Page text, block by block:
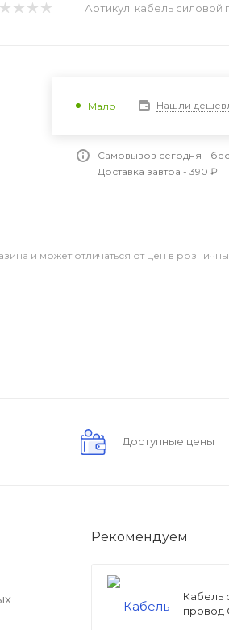
Артикул: кабель силовой
Мало Нашли
Самовывоз сегодня -
Доставка завтра - 390 ₽
и может отличаться от цен в
Доступные цены
Рекомендуем
Кабель
провод